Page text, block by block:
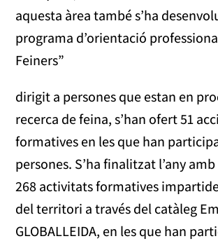
aquesta àrea també s’ha
programa d’orientació
Feiners”
dirigit a persones que estan en
recerca de feina, s’han ofert 51
formatives en les que han
persones. S’ha finalitzat l’any
268 activitats formatives
del territori a través del catàleg
GLOBALLEIDA, en les que han